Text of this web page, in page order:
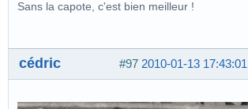
Sans la capote, c'est bien meilleur !
#97 2010-01-13 17:43:01
cédric